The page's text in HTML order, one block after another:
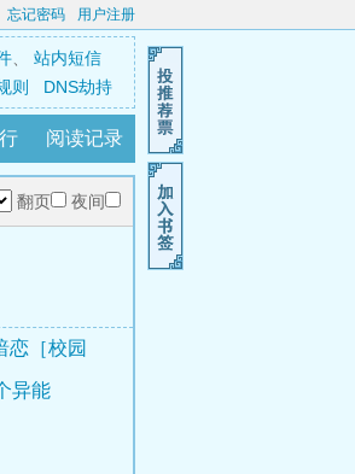
忘记密码 用户注册
站内短信
则 DNS劫持
阅读记录
翻页 夜间
恋［校园
异能